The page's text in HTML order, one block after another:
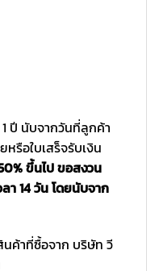
ปี นับจากวันที่ลูกค้า
รือใบเสร็จรับเงิน
ขึ้นไป ขอสงวน
า 14 วัน โดยนับจาก
นค้าที่ซื้อจาก บริษัท วี